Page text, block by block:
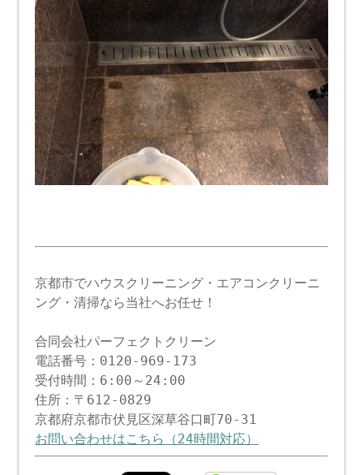
京都市でハウスクリーニング・エアコンクリーニ
ング・清掃なら当社へお任せ！
合同会社パーフェクトクリーン
電話番号：0120-969-173
受付時間：6:00～24:00
住所：〒612-0829
京都府京都市伏見区深草谷口町70-31
お問い合わせはこちら（24時間対応）